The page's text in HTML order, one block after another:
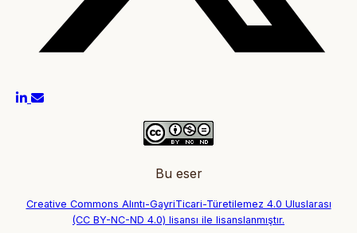
Bu eser
Creative Commons Alıntı-GayriTicari-Türetilemez 4.0 Uluslarası
(CC BY-NC-ND 4.0) lisansı ile lisanslanmıştır.